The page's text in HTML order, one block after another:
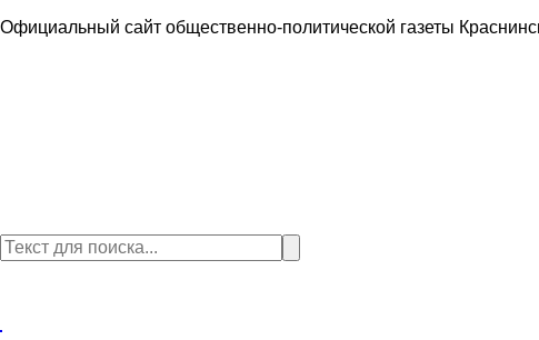
Официальный сайт общественно-политической газеты